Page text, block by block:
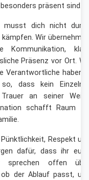
präsent sind.
musst dich nicht
Wir
Präsenz vor Ort.
Verantwortliche haben
dass kein
an seiner
schafft Raum
Respekt
dafür, dass ihr
sprechen offen
ob der Ablauf passt,